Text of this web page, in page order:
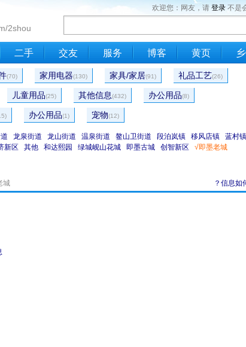
2shou
欢迎您：网友，请 登录 不是
二手 交友 服务 博客 黄页
(70) 家用电器(130) 家具/家居(91) 礼品工艺(26)
儿童用品(25) 其他信息(432) 办公用品(8)
办公用品(1) 宠物(12)
龙泉街道 龙山街道 温泉街道 鳌山卫街道 段泊岚镇 移风店镇 蓝村镇
新区 其他 和达熙园 绿城岘山花城 即墨古城 创智新区
√即墨老城
城 ？信息如